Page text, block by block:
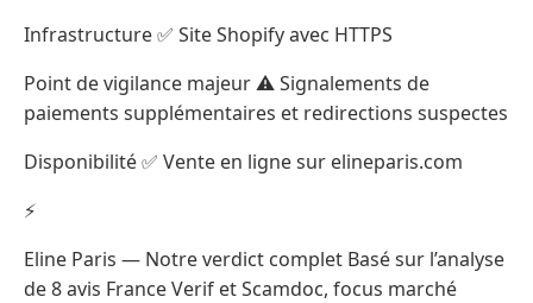
Infrastructure ✅ Site Shopify avec HTTPS
Point de vigilance majeur ⚠️ Signalements de
paiements supplémentaires et redirections suspectes
Disponibilité ✅ Vente en ligne sur elineparis.com
⚡
Eline Paris — Notre verdict complet Basé sur l’analyse
de 8 avis France Verif et Scamdoc, focus marché